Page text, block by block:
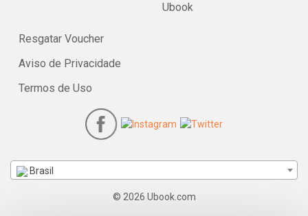
Ubook
Resgatar Voucher
Aviso de Privacidade
Termos de Uso
Brasil
© 2026 Ubook.com